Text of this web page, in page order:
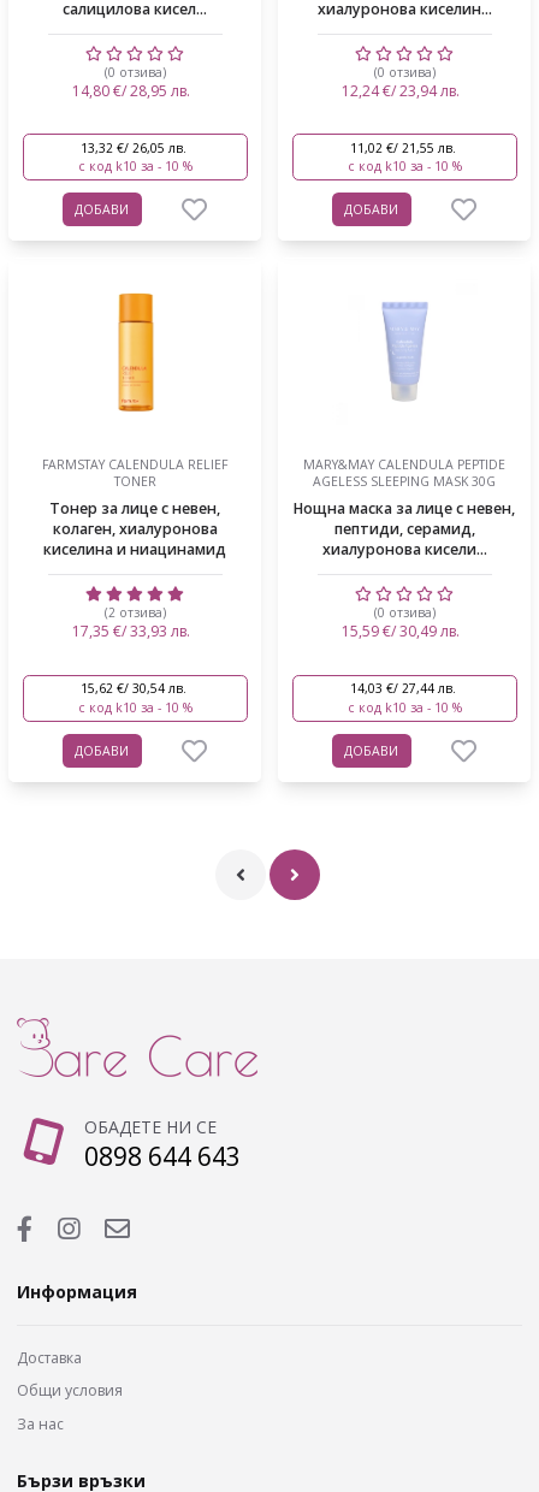
салицилова кисел...
(0 отзива)
14,80 €/ 28,95 лв.
13,32 €/ 26,05 лв.
с код k10 за - 10 %
ДОБАВИ
хиалуронова киселин...
(0 отзива)
12,24 €/ 23,94 лв.
11,02 €/ 21,55 лв.
с код k10 за - 10 %
ДОБАВИ
FARMSTAY CALENDULA RELIEF
TONER
Тонер за лице с невен,
колаген, хиалуронова
киселина и ниацинамид
(2 отзива)
17,35 €/ 33,93 лв.
15,62 €/ 30,54 лв.
с код k10 за - 10 %
ДОБАВИ
MARY&MAY CALENDULA PEPTIDE
AGELESS SLEEPING MASK 30G
Нощна маска за лице с невен,
пептиди, серамид,
хиалуронова кисели...
(0 отзива)
15,59 €/ 30,49 лв.
14,03 €/ 27,44 лв.
с код k10 за - 10 %
ДОБАВИ
ОБАДЕТЕ НИ СЕ
0898 644 643
Информация
Доставка
Общи условия
За нас
Бързи връзки